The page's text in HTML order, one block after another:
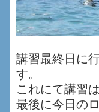
講習最終日に
す。
これにて講習
最後に今日の